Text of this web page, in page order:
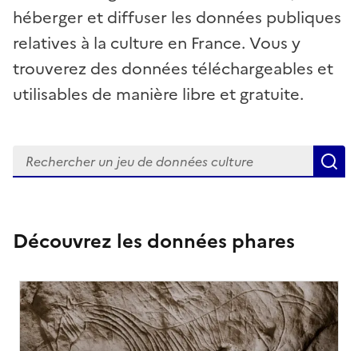
héberger et diffuser les données publiques
relatives à la culture en France. Vous y
trouverez des données téléchargeables et
utilisables de manière libre et gratuite.
Rechercher
Découvrez les données phares